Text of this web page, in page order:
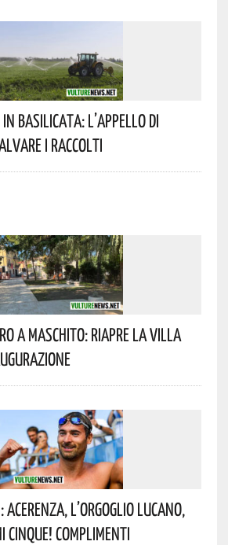
Basilicata: L’appello Di
I Raccolti
A Maschito: Riapre La Villa
Acerenza, L’orgoglio Lucano,
Complimenti